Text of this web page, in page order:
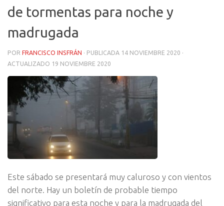
de tormentas para noche y
madrugada
POR FRANCISCO INSFRÁN · PUBLICADA 14 NOVIEMBRE 2020 ·
ACTUALIZADO 19 NOVIEMBRE 2020
Este sábado se presentará muy caluroso y con vientos
del norte. Hay un boletín de probable tiempo
significativo para esta noche y para la madrugada del